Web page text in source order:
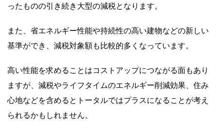
ったものの引き続き大型の減税となります。
また、省エネルギー性能や持続性の高い建物などの新しい
基準ができ、減税対象額も比較的多くなっています。
高い性能を求めることはコストアップにつながる面もあり
ますが、減税やライフタイムのエネルギー削減効果、住み
心地などを含めるとトータルではプラスになることが考え
られるかもしれません。